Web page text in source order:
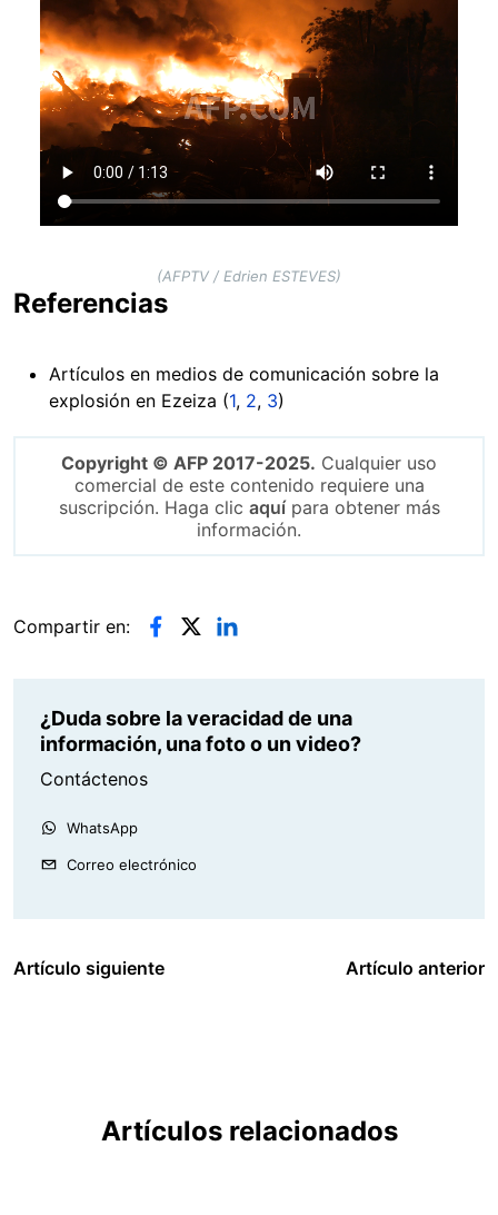
(AFPTV / Edrien ESTEVES)
Referencias
Artículos en medios de comunicación sobre la
explosión en Ezeiza (1, 2, 3)
Copyright © AFP 2017-2025. Cualquier uso
comercial de este contenido requiere una
suscripción. Haga clic aquípara obtener más
información.
Compartir en:
¿Duda sobre la veracidad de una
información, una foto o un video?
Contáctenos
WhatsApp
Correo electrónico
Artículo siguiente Artículo anterior
Artículos relacionados